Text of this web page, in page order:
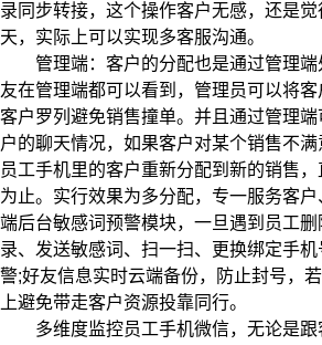
录同步转接，这个操作客户无感，还是
天，实际上可以实现多客服沟通。
管理端：客户的分配也是通过管理端
友在管理端都可以看到，管理员可以将
客户罗列避免销售撞单。并且通过管理
户的聊天情况，如果客户对某个销售不
员工手机里的客户重新分配到新的销售
为止。实行效果为多分配，专一服务客
端后台敏感词预警模块，一旦遇到员工
录、发送敏感词、扫一扫、更换绑定手
警;好友信息实时云端备份，防止封号，
上避免带走客户资源投靠同行。
多维度监控员工手机微信，无论是跟